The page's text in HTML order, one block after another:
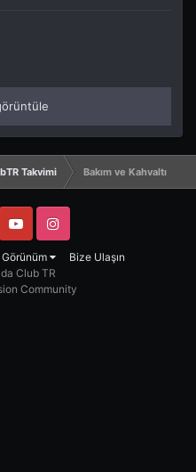
Takvimi Bakım ve Kahvaltı
Görünüm Bize Ulaşın
YouTube Instagram
Club TR
Community